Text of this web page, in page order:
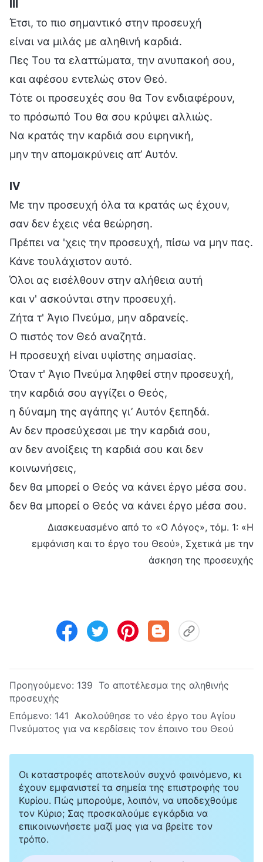
Ⅲ
Έτσι, το πιο σημαντικό στην προσευχή
είναι να μιλάς με αληθινή καρδιά.
Πες Του τα ελαττώματα, την ανυπακοή σου,
και αφέσου εντελώς στον Θεό.
Τότε οι προσευχές σου θα Τον ενδιαφέρουν,
το πρόσωπό Του θα σου κρύψει αλλιώς.
Να κρατάς την καρδιά σου ειρηνική,
μην την απομακρύνεις απ’ Αυτόν.
Ⅳ
Με την προσευχή όλα τα κρατάς ως έχουν,
σαν δεν έχεις νέα θεώρηση.
Πρέπει να 'χεις την προσευχή, πίσω να μην πας.
Κάνε τουλάχιστον αυτό.
Όλοι ας εισέλθουν στην αλήθεια αυτή
και ν' ασκούνται στην προσευχή.
Ζήτα τ' Άγιο Πνεύμα, μην αδρανείς.
Ο πιστός τον Θεό αναζητά.
Η προσευχή είναι υψίστης σημασίας.
Όταν τ' Άγιο Πνεύμα ληφθεί στην προσευχή,
την καρδιά σου αγγίζει ο Θεός,
η δύναμη της αγάπης γι’ Αυτόν ξεπηδά.
Αν δεν προσεύχεσαι με την καρδιά σου,
αν δεν ανοίξεις τη καρδιά σου και δεν
κοινωνήσεις,
δεν θα μπορεί ο Θεός να κάνει έργο μέσα σου.
δεν θα μπορεί ο Θεός να κάνει έργο μέσα σου.
Διασκευασμένο από το «Ο Λόγος», τόμ. 1: «Η
εμφάνιση και το έργο του Θεού», Σχετικά με την
άσκηση της προσευχής
Προηγούμενο: 139 Το αποτέλεσμα της αληθινής
προσευχής
Επόμενο: 141 Ακολούθησε το νέο έργο του Αγίου
Πνεύματος για να κερδίσεις τον έπαινο του Θεού
Οι καταστροφές αποτελούν συχνό φαινόμενο, κι
έχουν εμφανιστεί τα σημεία της επιστροφής του
Κυρίου. Πώς μπορούμε, λοιπόν, να υποδεχθούμε
τον Κύριο; Σας προσκαλούμε εγκάρδια να
επικοινωνήσετε μαζί μας για να βρείτε τον
τρόπο.